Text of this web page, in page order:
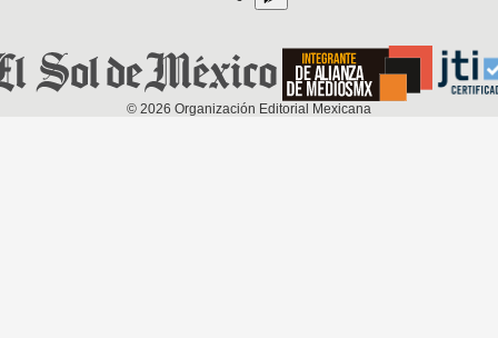
© 2026 Organización Editorial Mexicana